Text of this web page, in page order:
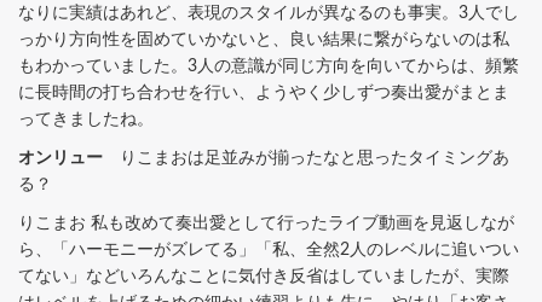
なりに実績はあれど、表現のスタイルが異なるのも事実。3人でし
っかり方向性を固めていかないと、良い結果に繋がらないのは私
もわかっていました。3人の意識が同じ方向を向いてからは、頻繁
に長時間の打ち合わせを行い、ようやく少しずつ奏出愛がまとま
ってきましたね。
オンリュー りこまおは足並みが揃ったなと思ったタイミングあ
る？
りこまお 私も改めて奏出愛として行ったライブ動画を見返しなが
ら、「ハーモニーがズレてる」「私、全然2人のレベルに追いつい
てない」などいろんなことに気付き反省はしていましたが、実際